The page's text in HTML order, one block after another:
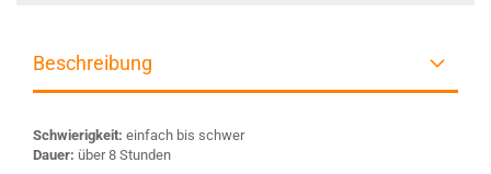
Beschreibung
Schwierigkeit: einfach bis schwer
Dauer: über 8 Stunden